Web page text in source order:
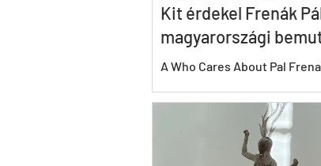
Kit érdekel Frenák
magyarországi
21.CineFest Miskolci
A Who Cares About Pal
estés dokumentumfilm
bemutatója szeptember...